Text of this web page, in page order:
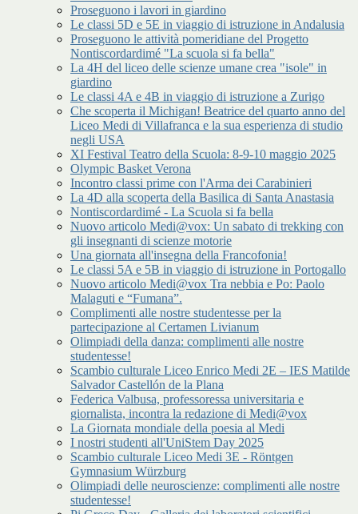
Proseguono i lavori in giardino
Le classi 5D e 5E in viaggio di istruzione in Andalusia
Proseguono le attività pomeridiane del Progetto
Nontiscordardimé "La scuola si fa bella"
La 4H del liceo delle scienze umane crea "isole" in
giardino
Le classi 4A e 4B in viaggio di istruzione a Zurigo
Che scoperta il Michigan! Beatrice del quarto anno del
Liceo Medi di Villafranca e la sua esperienza di studio
negli USA
XI Festival Teatro della Scuola: 8-9-10 maggio 2025
Olympic Basket Verona
Incontro classi prime con l'Arma dei Carabinieri
La 4D alla scoperta della Basilica di Santa Anastasia
Nontiscordardimé - La Scuola si fa bella
Nuovo articolo Medi@vox: Un sabato di trekking con
gli insegnanti di scienze motorie
Una giornata all'insegna della Francofonia!
Le classi 5A e 5B in viaggio di istruzione in Portogallo
Nuovo articolo Medi@vox Tra nebbia e Po: Paolo
Malaguti e “Fumana”.
Complimenti alle nostre studentesse per la
partecipazione al Certamen Livianum
Olimpiadi della danza: complimenti alle nostre
studentesse!
Scambio culturale Liceo Enrico Medi 2E – IES Matilde
Salvador Castellón de la Plana
Federica Valbusa, professoressa universitaria e
giornalista, incontra la redazione di Medi@vox
La Giornata mondiale della poesia al Medi
I nostri studenti all'UniStem Day 2025
Scambio culturale Liceo Medi 3E - Röntgen
Gymnasium Würzburg
Olimpiadi delle neuroscienze: complimenti alle nostre
studentesse!